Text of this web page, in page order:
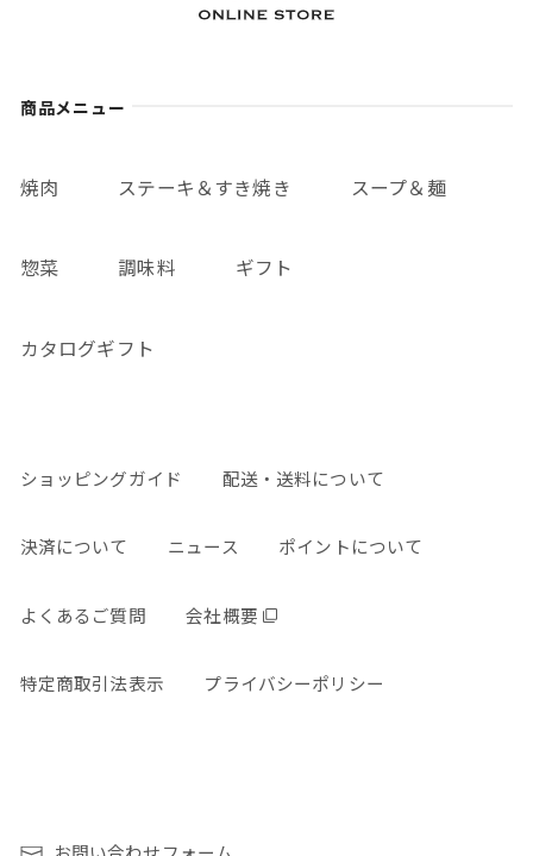
商品メニュー
焼肉 ステーキ＆すき焼き スープ＆麺
惣菜 調味料 ギフト
カタログギフト
ショッピングガイド 配送・送料について
決済について ニュース ポイントについて
よくあるご質問 会社概要
特定商取引法表示 プライバシーポリシー